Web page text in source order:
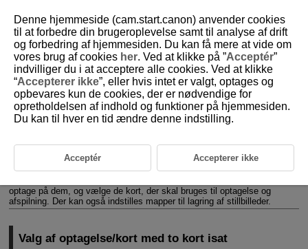
D388-202
Valg af optagelsesmetode,
kort/mappe
Mappeindstillinger
optage på dem, og vælge de kort, der skal bruges til optagelse og
afspilning. Der kan også indstilles mapper til lagring af stillbilleder.
Valg af optagelse/kort med to kort isat
Denne hjemmeside (cam.start.canon) anvender cookies
til at forbedre din brugeroplevelse samt til analyse af drift
og forbedring af hjemmesiden. Du kan få mere at vide om
vores brug af cookies her. Ved at klikke på ”Acceptér”
indvilliger du i at acceptere alle cookies. Ved at klikke
“Accepterer ikke”, eller hvis intet er valgt, optages og
opbevares kun de cookies, der er nødvendige for
opretholdelsen af indhold og funktioner på hjemmesiden.
Du kan til hver en tid ændre denne indstilling.
Acceptér Accepterer ikke